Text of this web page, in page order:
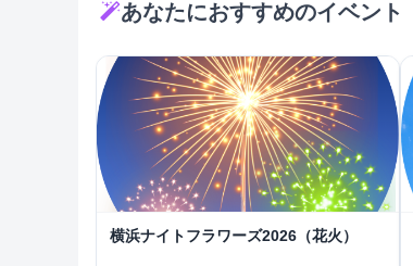
あなたにおすすめのイベント
横浜ナイトフラワーズ2026（花火）